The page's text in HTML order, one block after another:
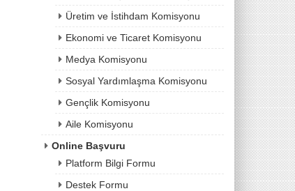
Üretim ve İstihdam Komisyonu
Ekonomi ve Ticaret Komisyonu
Medya Komisyonu
Sosyal Yardımlaşma Komisyonu
Gençlik Komisyonu
Aile Komisyonu
Online Başvuru
Platform Bilgi Formu
Destek Formu